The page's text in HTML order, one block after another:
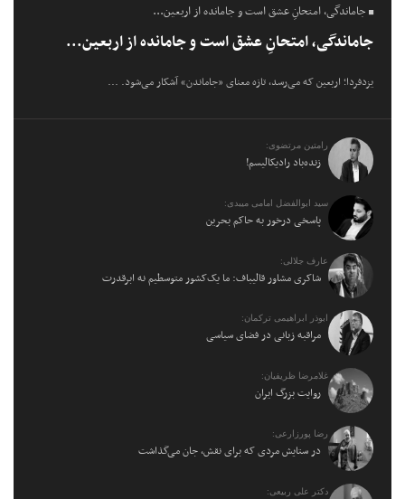
جاماندگی، امتحانِ عشق است و جامانده از اربعین...
جاماندگی، امتحانِ عشق است و جامانده از اربعین...
یزدفردا؛ اربعین که می‌رسد، تازه معنای «جاماندن» آشکار می‌شود. ...
رامتین مرتضوی:
زنده‌باد رادیکالیسم!
سید ابوالفضل امامی میبدی:
پاسخی درخور به حاکم بحرین
عارف جلالی:
شاکری مشاور قالیباف: ما یک‌کشور متوسطیم نه ابرقدرت
ابوذر ابراهیمی ترکمان:
مراقبه زبانی در فضای سیاسی
غلامرضا ظریفیان:
روایت بزرگ ایران
رضا پورزارعی:
در ستایش مردی که برای نقش، جان می‌گذاشت
دکتر علی ربیعی: